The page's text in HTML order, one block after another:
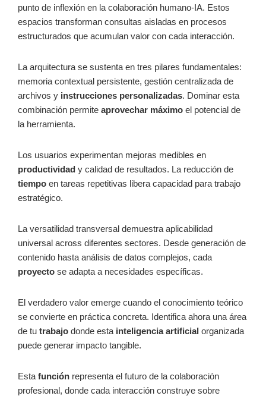
punto de inflexión en la colaboración humano-IA. Estos
espacios transforman consultas aisladas en procesos
estructurados que acumulan valor con cada interacción.
La arquitectura se sustenta en tres pilares fundamentales:
memoria contextual persistente, gestión centralizada de
archivos y instrucciones personalizadas. Dominar esta
combinación permite aprovechar máximo el potencial de
la herramienta.
Los usuarios experimentan mejoras medibles en
productividad y calidad de resultados. La reducción de
tiempo en tareas repetitivas libera capacidad para trabajo
estratégico.
La versatilidad transversal demuestra aplicabilidad
universal across diferentes sectores. Desde generación de
contenido hasta análisis de datos complejos, cada
proyecto se adapta a necesidades específicas.
El verdadero valor emerge cuando el conocimiento teórico
se convierte en práctica concreta. Identifica ahora una área
de tu trabajo donde esta inteligencia artificial organizada
puede generar impacto tangible.
Estafunción representa el futuro de la colaboración
profesional, donde cada interacción construye sobre